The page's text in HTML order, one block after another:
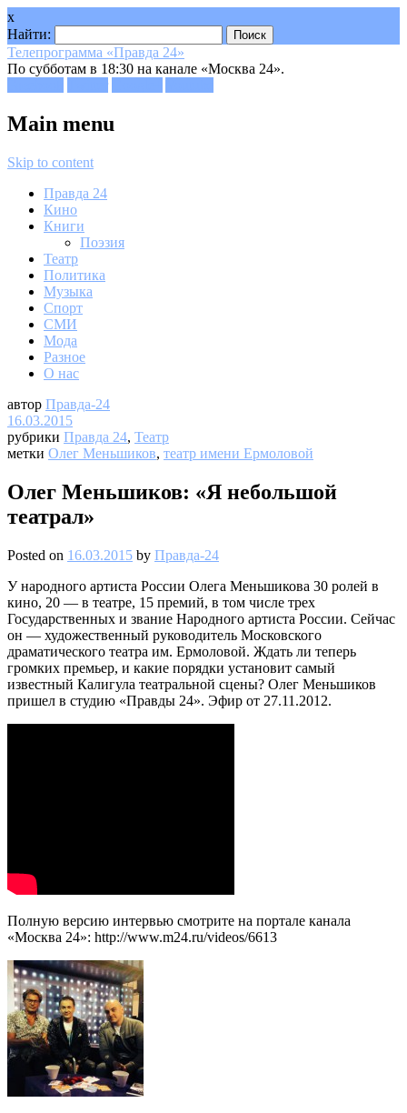
x
Найти:
Телепрограмма «Правда 24»
По субботам в 18:30 на канале «Москва 24».
Main menu
Skip to content
Правда 24
Кино
Книги
Поэзия
Театр
Политика
Музыка
Спорт
СМИ
Мода
Разное
О нас
автор Правда-24
16.03.2015
рубрики Правда 24, Театр
метки Олег Меньшиков, театр имени Ермоловой
Олег Меньшиков: «Я небольшой
театрал»
Posted on 16.03.2015 by Правда-24
У народного артиста России Олега Меньшикова 30 ролей в
кино, 20 — в театре, 15 премий, в том числе трех
Государственных и звание Народного артиста России. Сейчас
он — художественный руководитель Московского
драматического театра им. Ермоловой. Ждать ли теперь
громких премьер, и какие порядки установит самый
известный Калигула театральной сцены? Олег Меньшиков
пришел в студию «Правды 24». Эфир от 27.11.2012.
Полную версию интервью смотрите на портале канала
«Москва 24»: http://www.m24.ru/videos/6613